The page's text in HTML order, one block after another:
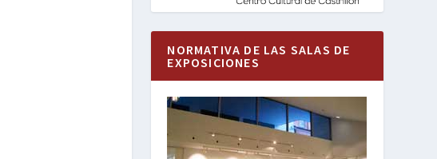
NORMATIVA DE LAS SALAS DE
EXPOSICIONES